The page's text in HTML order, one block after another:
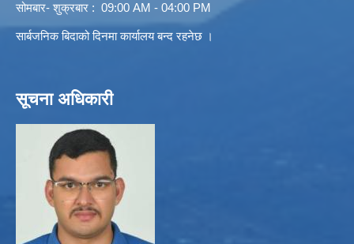
सोमबार- शुक्रबार : 09:00 AM - 04:00 PM
सार्बजनिक बिदाको दिनमा कार्यालय बन्द रहनेछ ।
सूचना अधिकारी